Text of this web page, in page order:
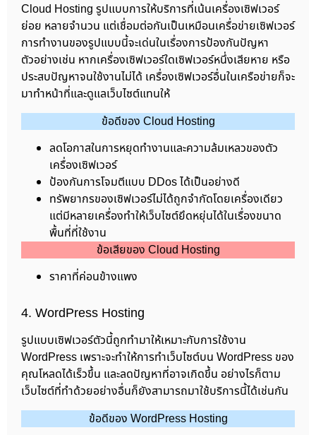
Cloud Hosting รูปแบบการให้บริการที่เน้นเครื่องเซิฟเวอร์
ย่อย หลายจำนวน แต่เชื่อมต่อกันเป็นเหมือนเครื่อข่ายเซิฟเวอร์
การทำงานของรูปแบบนี้จะเด่นในเรื่องการป้องกันปัญหา
ตัวอย่างเช่น หากเครื่องเซิฟเวอร์ใดเซิฟเวอร์หนึ่งเสียหาย หรือ
ประสบปัญหาจนใช้งานไม่ได้ เครื่องเซิฟเวอร์อื่นในเครือข่ายก็จะ
มาทำหน้าที่และดูแลเว็บไซต์แทนให้
ข้อดีของ Cloud Hosting
ลดโอกาสในการหยุดทำงานและความล้มเหลวของตัว
เครื่องเซิฟเวอร์
ป้องกันการโจมตีแบบ DDos ได้เป็นอย่างดี
ทรัพยากรของเซิฟเวอร์ไม่ได้ถูกจำกัดโดยเครื่องเดียว
แต่มีหลายเครื่องทำให้เว็บไซต์ยึดหยุ่นได้ในเรื่องขนาด
พื้นที่ที่ใช้งาน
ข้อเสียของ Cloud Hosting
ราคาที่ค่อนข้างแพง
4. WordPress Hosting
รูปแบบเซิฟเวอร์ตัวนี้ถูกทำมาให้เหมาะกับการใช้งาน
WordPress เพราะจะทำให้การทำเว็บไซต์บน WordPress ของ
คุณโหลดได้เร็วขึ้น และลดปัญหาที่อาจเกิดขึ้น อย่างไรก็ตาม
เว็บไซต์ที่ทำด้วยอย่างอื่นก็ยังสามารถมาใช้บริการนี้ได้เช่นกัน
ข้อดีของ WordPress Hosting